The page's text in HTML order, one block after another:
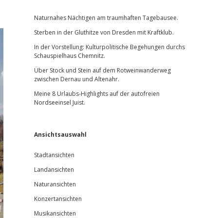
Naturnahes Nächtigen am traumhaften Tagebausee.
Sterben in der Gluthitze von Dresden mit Kraftklub.
In der Vorstellung: Kulturpolitische Begehungen durchs
Schauspielhaus Chemnitz.
Über Stock und Stein auf dem Rotweinwanderweg
zwischen Dernau und Altenahr.
Meine 8 Urlaubs-Highlights auf der autofreien
Nordseeinsel Juist.
Ansichtsauswahl
Stadtansichten
Landansichten
Naturansichten
Konzertansichten
Musikansichten